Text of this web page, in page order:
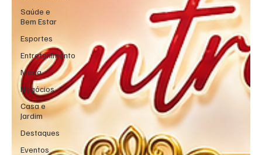
Saúde e
Bem Estar
Esportes
Entretenimento
Moda
Negócios
Casa e
Jardim
Destaques
Eventos